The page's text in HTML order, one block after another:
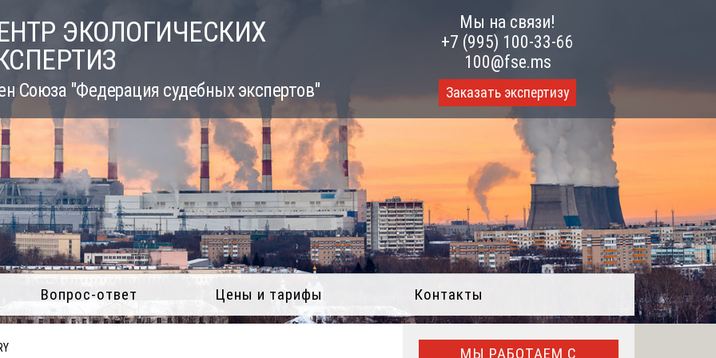
ЭКОЛОГИЧЕСКИХ
Союза "Федерация судебных экспертов"
Мы на связи!
+7 (995) 100-33-66
100@fse.ms
Заказать экспертизу
Вопрос-ответ Цены и тарифы Контакты
МЫ РАБОТАЕМ С